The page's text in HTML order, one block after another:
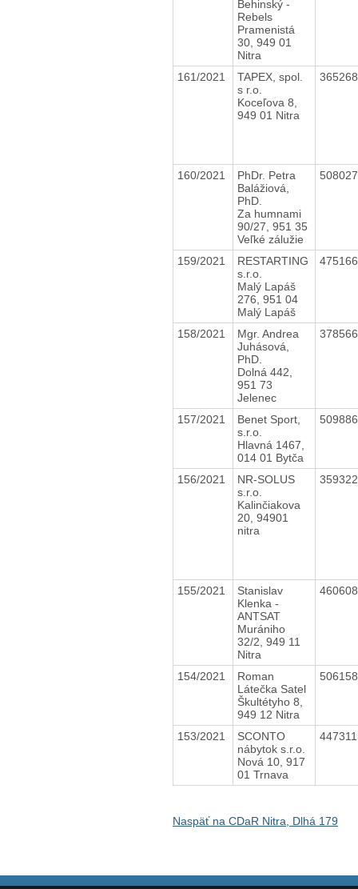
Behinský -
Rebels
Pramenistá
30, 949 01
Nitra
161/2021
TAPEX, spol.
s r.o.
Koceľova 8,
949 01 Nitra
160/2021
PhDr. Petra
Balážiová,
PhD.
Za humnami
90/27, 951 35
Veľké zálužie
159/2021
RESTARTING
s.r.o.
Malý Lapáš
276, 951 04
Malý Lapáš
158/2021
Mgr. Andrea
Juhásová,
PhD.
Dolná 442,
951 73
Jelenec
157/2021
Benet Sport,
s.r.o.
Hlavná 1467,
014 01 Bytča
156/2021
NR-SOLUS
s.r.o.
Kalinčiakova
20, 94901
nitra
155/2021
Stanislav
Klenka -
ANTSAT
Murániho
32/2, 949 11
Nitra
154/2021
Roman
Látečka Satel
Škultétyho 8,
949 12 Nitra
153/2021
SCONTO
nábytok s.r.o.
Nová 10, 917
01 Trnava
Naspäť na CDaR Nitra, Dlhá 179